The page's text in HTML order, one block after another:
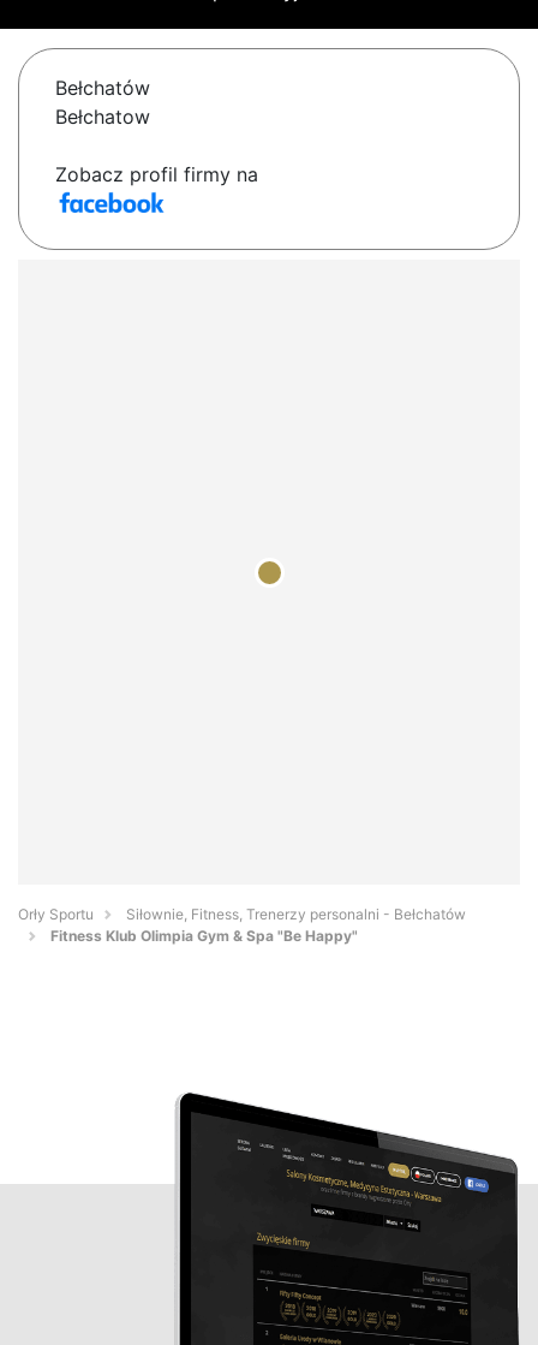
Bełchatów
Bełchatow
Zobacz profil firmy na
Orły Sportu
Siłownie, Fitness, Trenerzy personalni - Bełchatów
Fitness Klub Olimpia Gym & Spa "Be Happy"